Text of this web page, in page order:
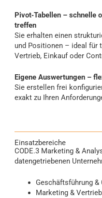
Pivot‑Tabellen – schnelle
treffen
Sie erhalten einen
und Positionen – ideal für
Vertrieb, Einkauf oder
Eigene Auswertungen –
Sie erstellen frei
exakt zu Ihren
Einsatzbereiche
CODE.3 Marketing &
datengetriebenen
Geschäftsführung
Marketing & Vertrieb